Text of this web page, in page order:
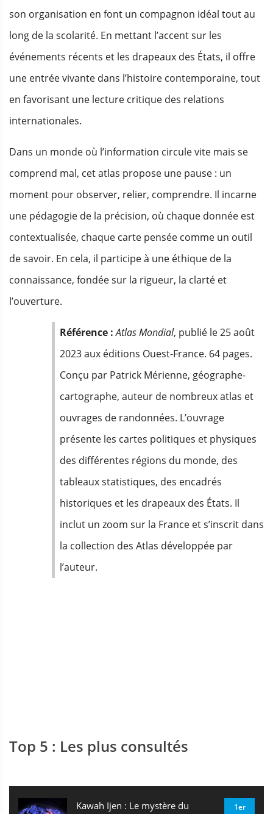
son organisation en font un compagnon idéal tout au
long de la scolarité. En mettant l’accent sur les
événements récents et les drapeaux des États, il offre
une entrée vivante dans l’histoire contemporaine, tout
en favorisant une lecture critique des relations
internationales.
Dans un monde où l’information circule vite mais se
comprend mal, cet atlas propose une pause : un
moment pour observer, relier, comprendre. Il incarne
une pédagogie de la précision, où chaque donnée est
contextualisée, chaque carte pensée comme un outil
de savoir. En cela, il participe à une éthique de la
connaissance, fondée sur la rigueur, la clarté et
l’ouverture.
Référence : Atlas Mondial, publié le 25 août
2023 aux éditions Ouest-France. 64 pages.
Conçu par Patrick Mérienne, géographe-
cartographe, auteur de nombreux atlas et
ouvrages de randonnées. L’ouvrage
présente les cartes politiques et physiques
des différentes régions du monde, des
tableaux statistiques, des encadrés
historiques et les drapeaux des États. Il
inclut un zoom sur la France et s’inscrit dans
la collection des Atlas développée par
l’auteur.
Top 5 : Les plus consultés
Kawah Ijen : Le mystère du 1er